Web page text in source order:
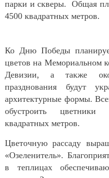
парки и скверы. Общая
4500 квадратных метров.
Ко Дню Победы
цветов на Мемориальном
Девизии, а также
празднования будут
архитектурные формы.
обустроить
квадратных метров.
Цветочную рассаду
«Озеленитель».
в теплицах